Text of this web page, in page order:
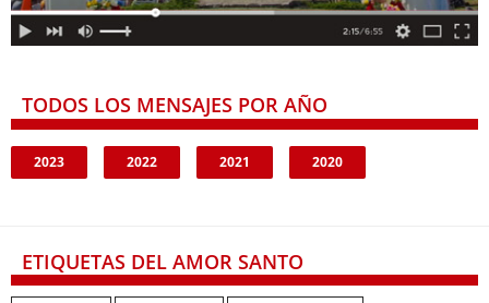
TODOS LOS MENSAJES POR AÑO
2023 2022 2021 2020
ETIQUETAS DEL AMOR SANTO